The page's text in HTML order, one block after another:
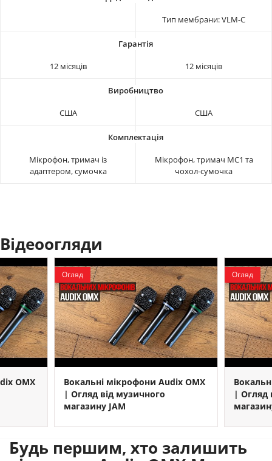
Тип мембрани: VLM-C
12 місяців 12 місяців
США США
Мікрофон, тримач із
адаптером, сумочка
Мікрофон, тримач MC1 та
чохол-сумочка
Відеоогляди
OMX
Огляд
Вокальні мікрофони Audix OMX
| Огляд від музичного
магазину JAM
Огляд
| Огляд
Будь першим, хто залишить